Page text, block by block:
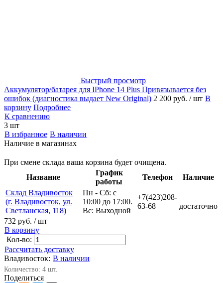
Быстрый просмотр
Аккумулятор/батарея для IPhone 14 Plus Привязывается без
ошибок (диагностика выдает New Original) 2 200 руб. / шт В
корзину Подробнее
К сравнению
3 шт
В избранное В наличии
Наличие в магазинах
При смене склада ваша корзина будет очищена.
Название
График
работы
Телефон
Наличие
Склад Владивосток
(г. Владивосток, ул.
Светланская, 118)
Пн - Сб: с
10:00 до 17:00.
Вс: Выходной
+7(423)208-
63-68
достаточно
732 руб. / шт
В корзину
Кол-во:
Рассчитать доставку
Владивосток: В наличии
Количество: 4 шт.
Поделиться